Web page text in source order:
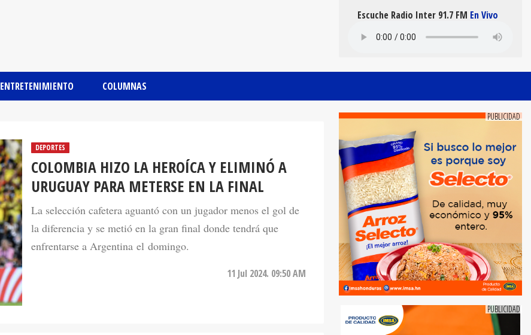
ENTRETENIMIENTO COLUMNAS
Escuche Radio Inter 91.7 FM En Vivo
DEPORTES
COLOMBIA HIZO LA HEROÍCA Y ELIMINÓ A
URUGUAY PARA METERSE EN LA FINAL
La selección cafetera aguantó con un jugador menos el gol de
la diferencia y se metió en la gran final donde tendrá que
enfrentarse a Argentina el domingo.
11 Jul 2024. 09:50 AM